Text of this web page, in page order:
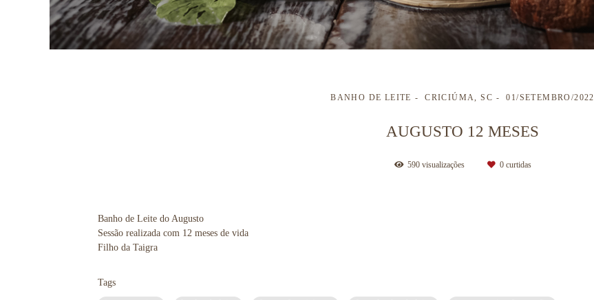
BANHO DE LEITE CRICIÚMA, SC 01/SETEMBRO/2022
AUGUSTO 12 MESES
590visualizações 0curtidas
Banho de Leite do Augusto
Sessão realizada com 12 meses de vida
Filho da Taigra
Tags